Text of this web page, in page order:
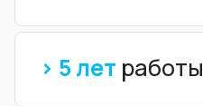
> 5 лет работы